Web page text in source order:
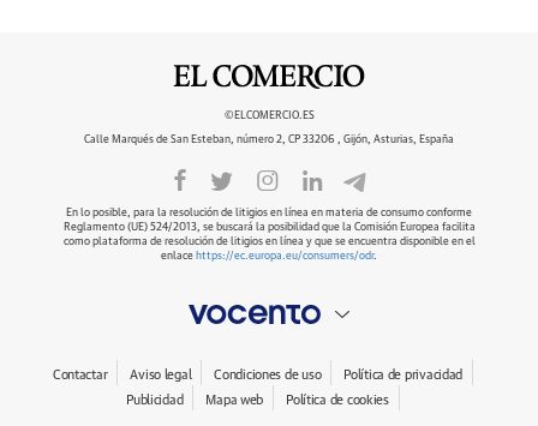
©ELCOMERCIO.ES
Calle Marqués de San Esteban, número 2, CP 33206 , Gijón, Asturias, España
En lo posible, para la resolución de litigios en línea en materia de consumo conforme
Reglamento (UE) 524/2013, se buscará la posibilidad que la Comisión Europea facilita
como plataforma de resolución de litigios en línea y que se encuentra disponible en el
enlace https://ec.europa.eu/consumers/odr.
Contactar Aviso legal Condiciones de uso
Política de privacidad
Publicidad
Mapa web Política de cookies